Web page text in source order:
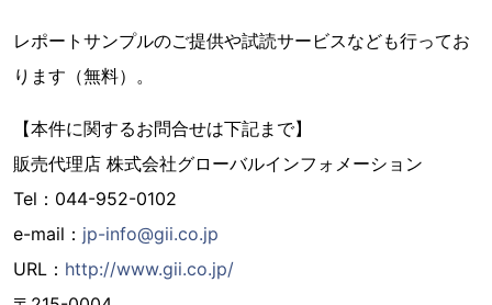
レポートサンプルのご提供や試読サービスなども行ってお
ります（無料）。
【本件に関するお問合せは下記まで】
販売代理店 株式会社グローバルインフォメーション
Tel：044-952-0102
e-mail： jp-info@gii.co.jp
URL： http://www.gii.co.jp/